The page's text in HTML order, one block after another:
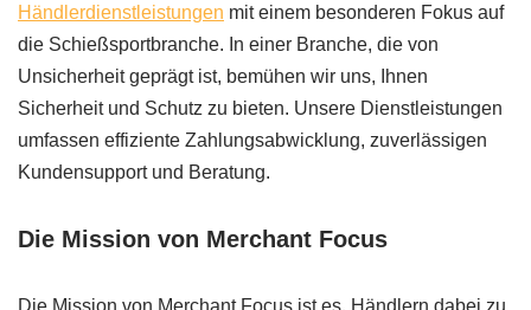
Händlerdienstleistungen mit einem besonderen Fokus auf
die Schießsportbranche. In einer Branche, die von
Unsicherheit geprägt ist, bemühen wir uns, Ihnen
Sicherheit und Schutz zu bieten. Unsere Dienstleistungen
umfassen effiziente Zahlungsabwicklung, zuverlässigen
Kundensupport und Beratung.
Die Mission von Merchant Focus
Die Mission von Merchant Focus ist es, Händlern dabei zu